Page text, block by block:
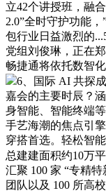
立42个讲授班，融
2.0”全时守护功能
包行业日益激烈的
党组刘俊琳，正在
畅捷通将依托数智
6、国际 AI 共探
嘉会的主要时辰？
身智能、智能终端
手艺海潮的焦点引
穿搭首选。轻松智
总建建面积约10万平
汇聚 100 家 “专精
团队以及 100 所高